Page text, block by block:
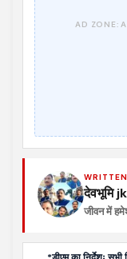
देवभूमि
जीवन में